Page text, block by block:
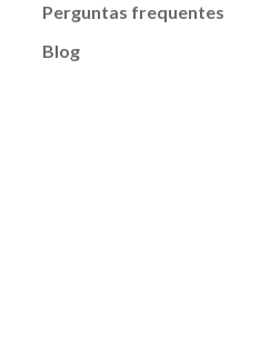
Perguntas frequentes
Blog